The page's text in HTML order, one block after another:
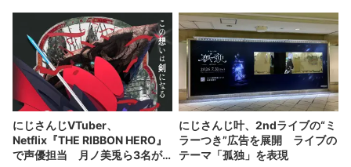
にじさんじVTuber、
Netflix『THE RIBBON HERO』
で声優担当 月ノ美兎ら3名が
にじさんじ叶、2ndライブの“ミ
ラーつき”広告を展開 ライブの
テーマ「孤独」を表現